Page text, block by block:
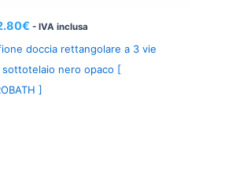
€ - IVA inclusa
doccia rettangolare a 3 vie
sottotelaio nero opaco [
]